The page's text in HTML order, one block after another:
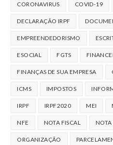
CORONAVIRUS COVID-19
DECLARAÇÃO IRPF
EMPREENDEDORISMO
ESOCIAL FGTS
FINANÇAS DE SUA EMPRESA
ICMS IMPOSTOS
IRPF IRPF2020 MEI
NFE NOTA FISCAL NOTA
ORGANIZAÇÃO